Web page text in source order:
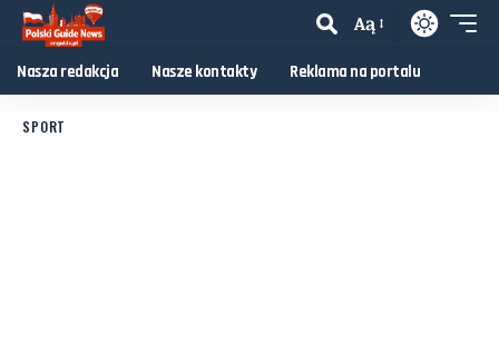
Aą
Nasza redakcja Nasze kontakty Reklama na portalu
SPORT